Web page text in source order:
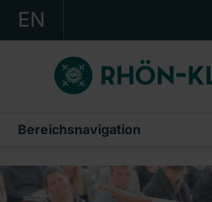
EN
KONZERN
KLINIKEN
KARRIERE
PRESSE
Bereichsnavigation
Veranstaltungen aus den Kliniken